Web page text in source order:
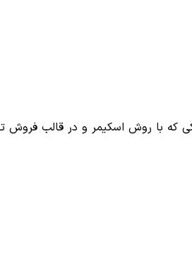
که با روش اسکیمر و در قالب